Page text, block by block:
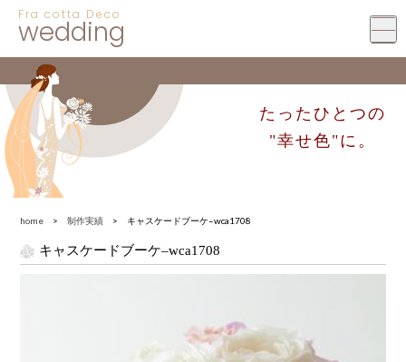
Fra cotta Deco
wedding
たったひとつの
"幸せ色"に。
home >制作実績 > キャスケードブーケ–wca1708
キャスケードブーケ–wca1708